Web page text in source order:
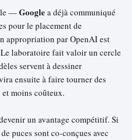
—Google a déjà communiqué
pour le placement de
appropriation par OpenAI est
laboratoire fait valoir un cercle
servent à dessiner
ensuite à faire tourner des
moins coûteux.
un avantage compétitif. Si
puces sont co-conçues avec